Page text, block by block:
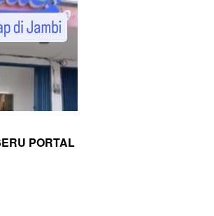
PORTAL